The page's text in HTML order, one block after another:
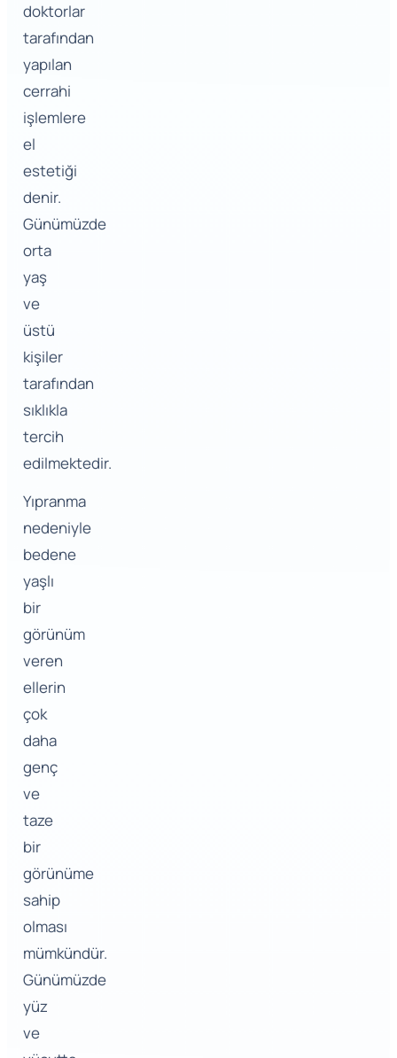
doktorlar
tarafından
yapılan
cerrahi
işlemlere
el
estetiği
denir.
Günümüzde
orta
yaş
ve
üstü
kişiler
tarafından
sıklıkla
tercih
edilmektedir.
Yıpranma
nedeniyle
bedene
yaşlı
bir
görünüm
veren
ellerin
çok
daha
genç
ve
taze
bir
görünüme
sahip
olması
mümkündür.
Günümüzde
yüz
ve